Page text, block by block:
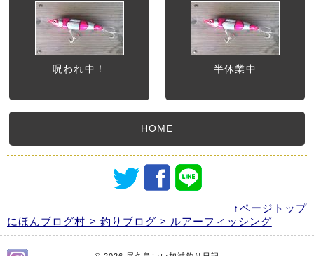
呪われ中！ 半休業中
HOME
↑ページトップ
にほんブログ村 > 釣りブログ > ルアーフィッシング